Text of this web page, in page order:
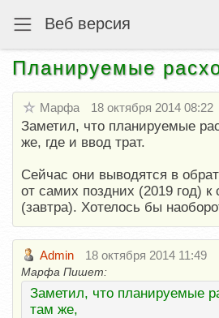
Веб версия
Планируемые
Марфа 18 октября 2014 08:22
Заметил, что планируемые
же, где и ввод трат.
Сейчас они выводятся в
от самих поздних (2019 год)
(завтра). Хотелось бы
Admin 18 октября 2014 11:49
Марфа Пишет:
Заметил, что планируемые
там же,